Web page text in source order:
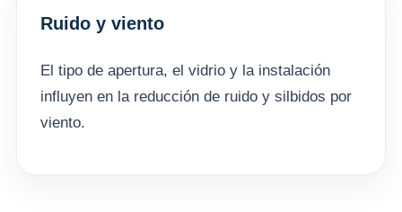
Ruido y viento
El tipo de apertura, el vidrio y la instalación
influyen en la reducción de ruido y silbidos por
viento.